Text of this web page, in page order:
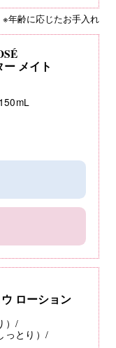
※年齢に応じたお手入れ
メイト
ローション
）/
っとり）/